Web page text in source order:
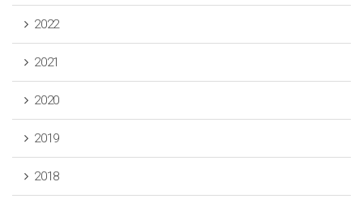
2022
2021
2020
2019
2018